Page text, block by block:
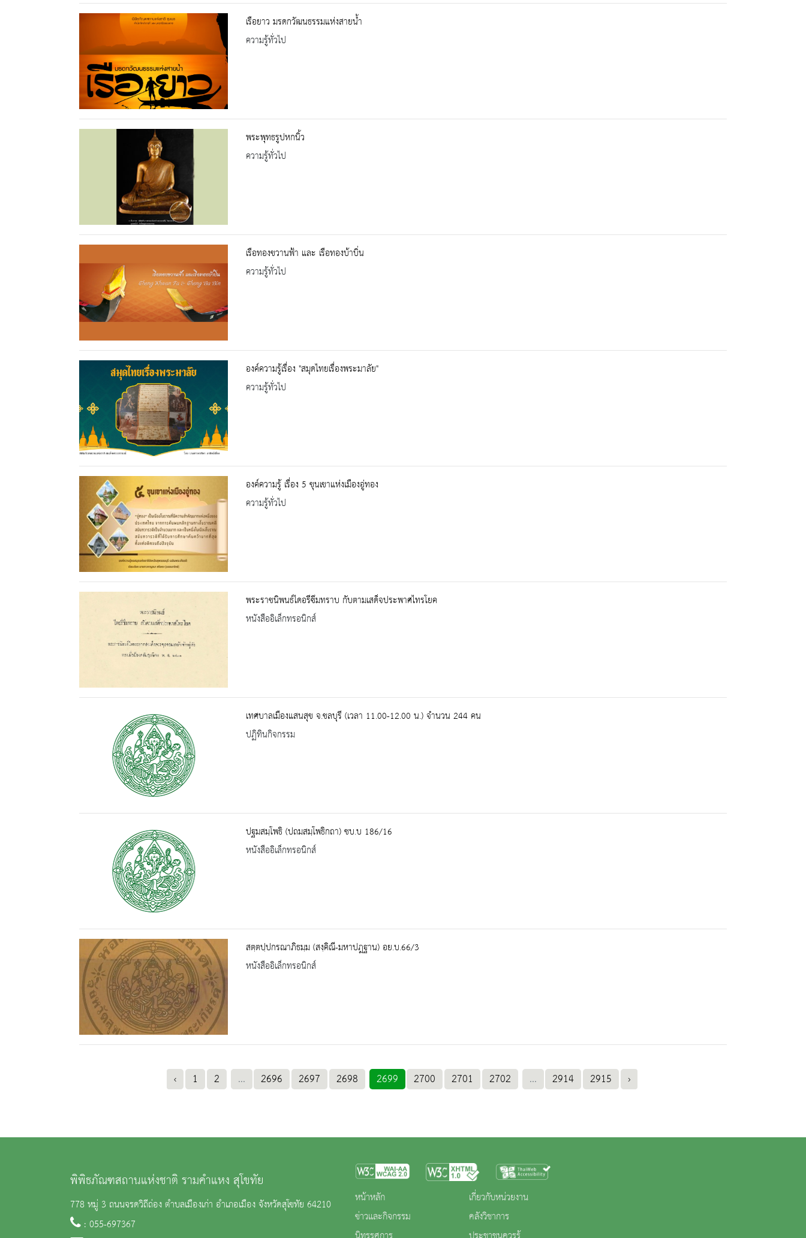
เรือยาว มรดกวัฒนธรรมแห่งสายน้ำ
ความรู้ทั่วไป
พระพุทธรูปหกนิ้ว
ความรู้ทั่วไป
เรือทองขวานฟ้า และ เรือทองบ้าบิ่น
ความรู้ทั่วไป
องค์ความรู้เรื่อง "สมุดไทยเรื่องพระมาลัย"
ความรู้ทั่วไป
องค์ความรู้ เรื่อง 5 ขุนเขาแห่งเมืองอู่ทอง
ความรู้ทั่วไป
พระราชนิพนธ์ไดอรีซึมทราบ กับตามเสด็จประพาศไทรโยค
หนังสืออิเล็กทรอนิกส์
เทศบาลเมืองแสนสุข จ.ชลบุรี (เวลา 11.00-12.00 น.) จำนวน 244 คน
ปฏิทินกิจกรรม
ปฐมสมฺโพธิ (ปถมสมฺโพธิกถา) ชบ.บ 186/16
หนังสืออิเล็กทรอนิกส์
สตฺตปฺปกรณาภิธมฺม (สงฺคิณี-มหาปฎฐาน) อย.บ.66/3
หนังสืออิเล็กทรอนิกส์
‹ 1 2 ... 2696 2697 2698 2699 2700 2701 2702 ... 2914 2915 ›
พิพิธภัณฑสถานแห่งชาติ รามคำแหง สุโขทัย
778 หมู่ 3 ถนนจรดวิถีถ่อง ตำบลเมืองเก่า อำเภอเมือง จังหวัดสุโขทัย 64210
: 055-697367
หน้าหลัก
ข่าวและกิจกรรม
เกี่ยวกับหน่วยงาน
คลังวิชาการ